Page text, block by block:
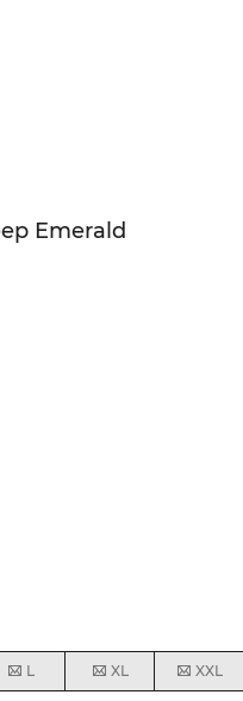
Emerald
L XL XXL